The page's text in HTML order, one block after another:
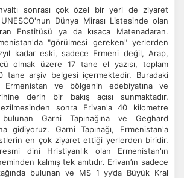
uygun reklamlar göstermek için
reklamları görmeye devam
daha az alakalı olabilirler.
Tercihleri Kaydet
sonrası çok özel bir yeri de ziyaret
Dünya Mirası Listesinde olan
Enstitüsü ya da kısaca Matenadaran.
"görülmesi gereken" yerlerden
kadar eski, sadece Ermeni değil, Arap,
olmak üzere 17 tane el yazısı, toplam
tane arşiv belgesi içermektedir. Buradaki
Ermenistan ve bölgenin edebiyatına ve
derin bir bakış açısı sunmaktadır.
sonra Erivan'a 40 kilometre
bulunan Garni Tapınağına ve Geghard
gidiyoruz. Garni Tapınağı, Ermenistan'a
en çok ziyaret ettiği yerlerden biridir.
dini Hristiyanlık olan Ermenistan'ın
kalmış tek anıtıdır. Erivan’ın sadece
bulunan ve MS 1 yy’da Büyük Kral